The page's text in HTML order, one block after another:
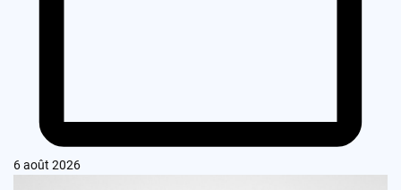
6 août 2026